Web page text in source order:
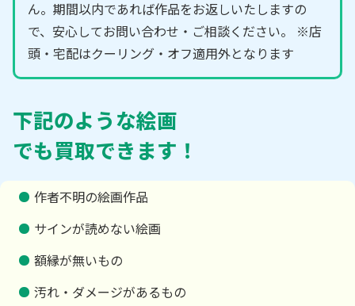
ん。期間以内であれば作品をお返しいたしますの
で、安心してお問い合わせ・ご相談ください。 ※店
頭・宅配はクーリング・オフ適用外となります
下記のような絵画
でも買取できます！
作者不明の絵画作品
サインが読めない絵画
額縁が無いもの
汚れ・ダメージがあるもの